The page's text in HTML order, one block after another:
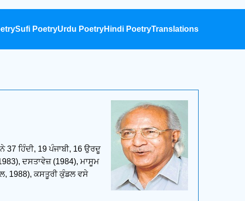
Sufi PoetryUrdu PoetryHindi PoetryTranslations
37 ਹਿੰਦੀ, 19 ਪੰਜਾਬੀ, 16 ਉਰਦੂ
ਦਸਤਾਵੇਜ਼ (1984), ਮਾਸੂਮ
1988), ਕਸਤੂਰੀ ਕੁੰਡਲ ਵਸੇ